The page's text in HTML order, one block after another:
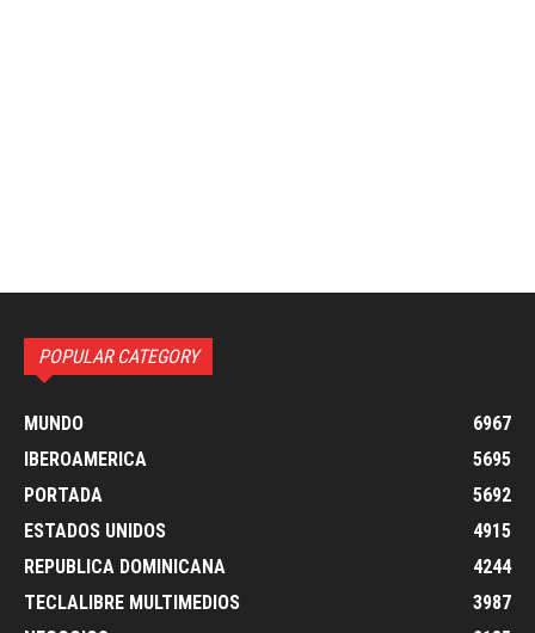
POPULAR CATEGORY
MUNDO
6967
IBEROAMERICA
5695
PORTADA
5692
ESTADOS UNIDOS
4915
REPUBLICA DOMINICANA
4244
TECLALIBRE MULTIMEDIOS
3987